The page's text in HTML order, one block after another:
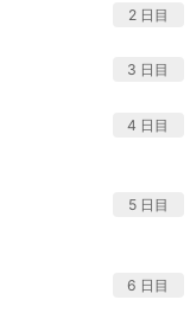
2 日目
3 日目
4 日目
5 日目
6 日目